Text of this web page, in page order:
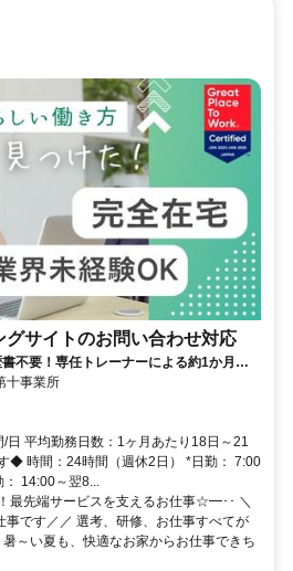
サイトのお問い合わせ対応
不要！専任トレーナーによる約1か月の
心！
十事業所
日 平均勤務日数：1ヶ月あたり18日～21
◆ 時間：24時間（週休2日） *日勤： 7:00
： 14:00～翌8...
最先端サービスを支えるお仕事☆━･･ ＼
事です／／ 選考、研修、お仕事すべてが
～い夏も、快適なお家からお仕事できち